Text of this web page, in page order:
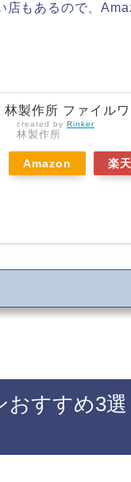
店もあるので、
林製作所 ファイル
created by Rinker
林製作所
Amazon 楽
おすすめ3